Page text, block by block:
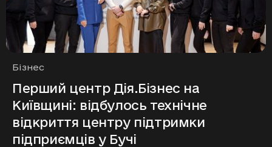
Рубрики
Бізнес
Перший центр Дія.Бізнес на
Київщині: відбулось технічне
відкриття центру підтримки
підприємців у Бучі